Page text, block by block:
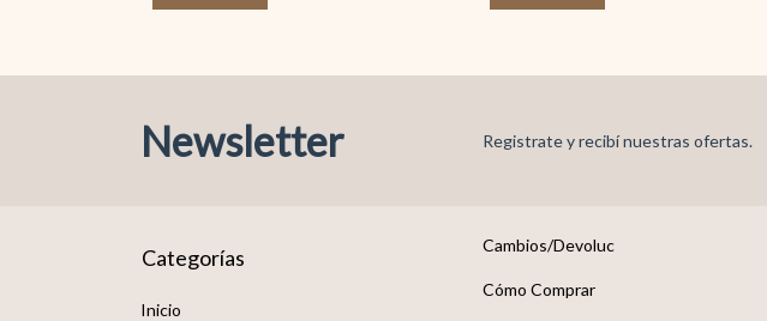
Newsletter Registrate y recibí nuestras ofertas.
Categorías
Inicio
Cambios/Devoluc
Cómo Comprar